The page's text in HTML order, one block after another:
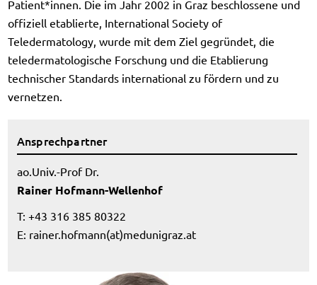
Patient*innen. Die im Jahr 2002 in Graz beschlossene und
offiziell etablierte, International Society of
Teledermatology, wurde mit dem Ziel gegründet, die
teledermatologische Forschung und die Etablierung
technischer Standards international zu fördern und zu
vernetzen.
Ansprechpartner
ao.Univ.-Prof Dr.
Rainer Hofmann-Wellenhof
T: +43 316 385 80322
E: rainer.hofmann(at)medunigraz.at